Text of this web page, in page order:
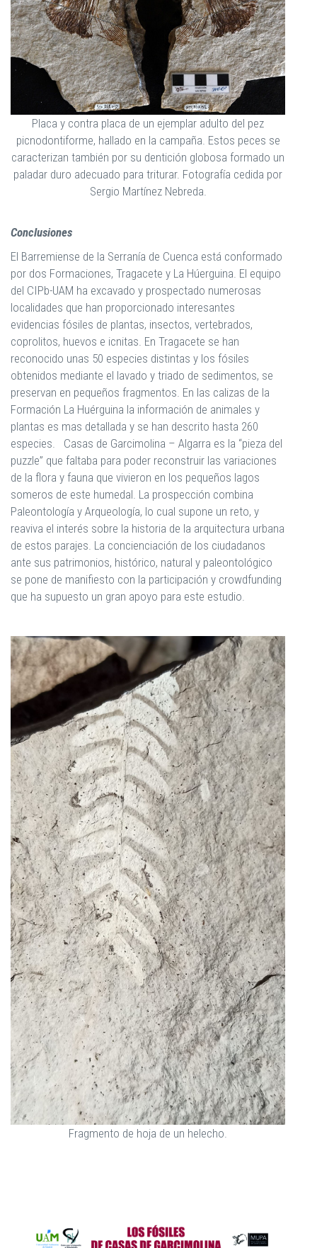
Placa y contra placa de un ejemplar adulto del pez
picnodontiforme, hallado en la campaña. Estos peces se
caracterizan también por su dentición globosa formado un
paladar duro adecuado para triturar. Fotografía cedida por
Sergio Martínez Nebreda.
Conclusiones
El Barremiense de la Serranía de Cuenca está conformado
por dos Formaciones, Tragacete y La Húerguina. El equipo
del CIPb-UAM ha excavado y prospectado numerosas
localidades que han proporcionado interesantes
evidencias fósiles de plantas, insectos, vertebrados,
coprolitos, huevos e icnitas. En Tragacete se han
reconocido unas 50 especies distintas y los fósiles
obtenidos mediante el lavado y triado de sedimentos, se
preservan en pequeños fragmentos. En las calizas de la
Formación La Huérguina la información de animales y
plantas es mas detallada y se han descrito hasta 260
especies. Casas de Garcimolina – Algarra es la “pieza del
puzzle” que faltaba para poder reconstruir las variaciones
de la flora y fauna que vivieron en los pequeños lagos
someros de este humedal. La prospección combina
Paleontología y Arqueología, lo cual supone un reto, y
reaviva el interés sobre la historia de la arquitectura urbana
de estos parajes. La concienciación de los ciudadanos
ante sus patrimonios, histórico, natural y paleontológico
se pone de manifiesto con la participación y crowdfunding
que ha supuesto un gran apoyo para este estudio.
Fragmento de hoja de un helecho.